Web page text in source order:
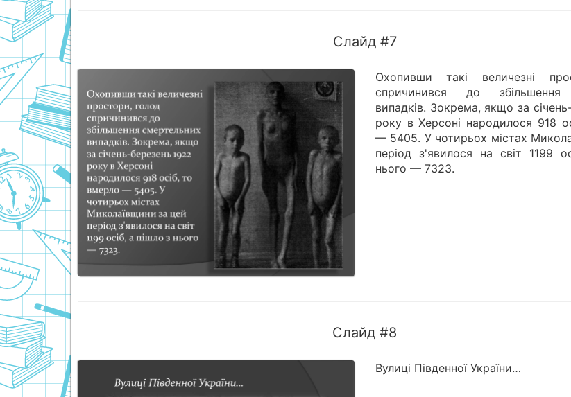
Слайд #7
Охопивши такі величезні
спричинився до збільшення
випадків. Зокрема, якщо за
року в Херсоні народилося 918
— 5405. У чотирьох містах
період з'явилося на світ 1199
нього — 7323.
Слайд #8
Вулиці Південної України…